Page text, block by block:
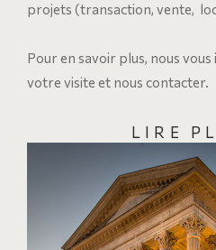
projets (transaction, vente,
Pour en savoir plus, nous
votre visite et nous contacter.
LIRE